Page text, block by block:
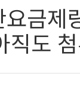
금제
직도